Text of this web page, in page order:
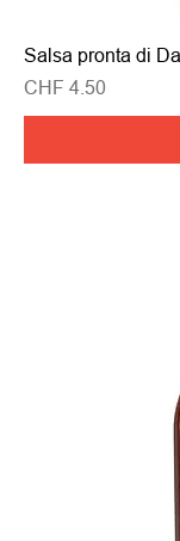
Salsa pronta di
Preis
CHF 4.50